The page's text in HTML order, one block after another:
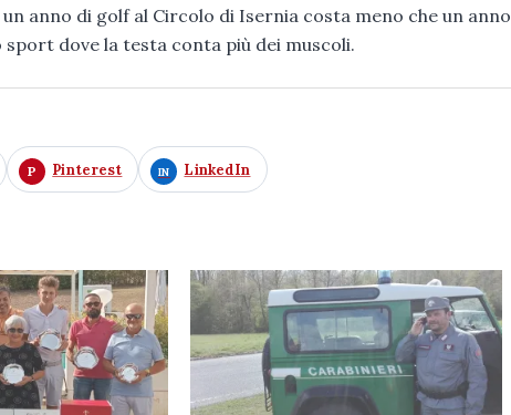
anno di golf al Circolo di Isernia costa meno che un anno
dove la testa conta più dei muscoli.
Pinterest LinkedIn